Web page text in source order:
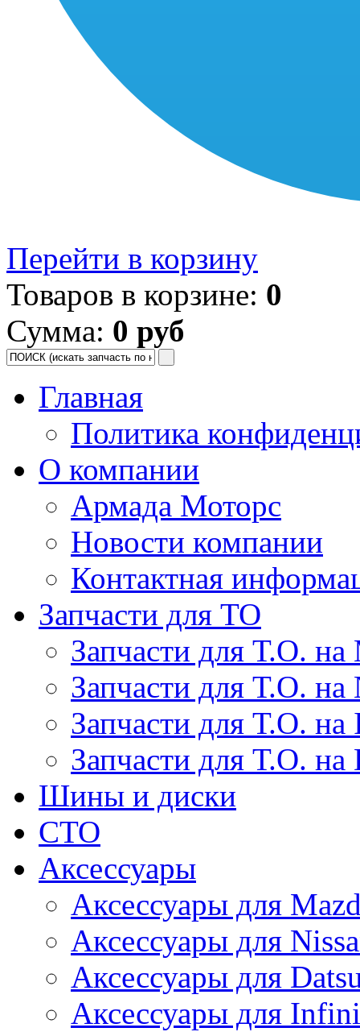
Перейти в корзину
Товаров в корзине: 0
Сумма: 0 руб
Главная
Политика
О компании
Армада Моторс
Новости компании
Контактная
Запчасти для ТО
Запчасти для Т.О. на
Запчасти для Т.О. на
Запчасти для Т.О.
Запчасти для Т.О. на
Шины и диски
СТО
Аксессуары
Аксессуары для
Аксессуары для
Аксессуары для
Аксессуары для